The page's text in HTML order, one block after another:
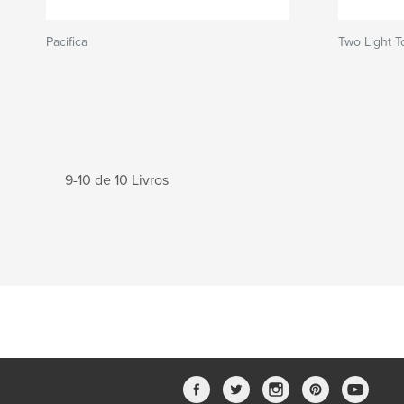
Pacifica Two Light
9-10 de 10 Livros